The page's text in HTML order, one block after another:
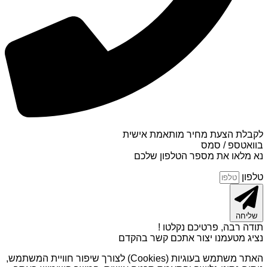
לקבלת הצעת מחיר מותאמת אישית
בוואטספ / סמס
נא מלאו את מספר הטלפון שלכם
טלפון
שליחה
תודה רבה, פרטיכם נקלטו !
נציג מטעמנו יצור אתכם קשר בהקדם
האתר משתמש בעוגיות (Cookies) לצורך שיפור חוויית המשתמש,